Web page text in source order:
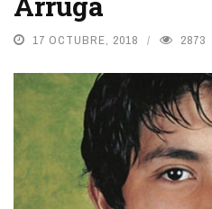
17 OCTUBRE, 2018 2873